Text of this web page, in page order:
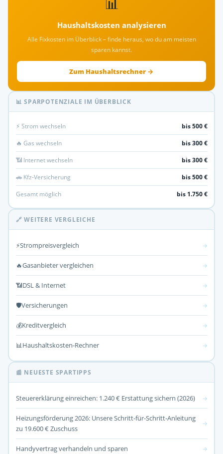
Haushaltskosten analysieren
Alle Fixkosten im Überblick – finde heraus, wo du am meisten
sparen kannst.
Zum Haushaltsrechner →
📊 SPARPOTENZIALE IM ÜBERBLICK
⚡ Strom wechseln
bis 500 €
🔥 Gas wechseln
bis 300 €
📶 Internet wechseln
bis 300 €
🚗 Kfz-Versicherung
bis 500 €
Gesamt möglich
bis 1.750 €
🔗 WEITERE VERGLEICHE
⚡Strompreisvergleich →
🔥Gasanbieter vergleichen →
📶DSL & Internet →
🛡️Versicherungen →
💰Kreditvergleich →
📊 Haushaltskosten-Rechner →
📰 NEUESTE SPARTIPPS
Steuererklärung einreichen: 1.240 € Erstattung sichern (2026) →
Heizungsförderung 2026: Unsere Schritt-für-Schritt-Anleitung
zu 19.600 € Zuschuss
→
Handyvertrag verhandeln und sparen →